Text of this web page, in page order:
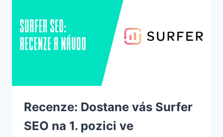
Recenze: Dostane vás Surfer
SEO na 1. pozici ve